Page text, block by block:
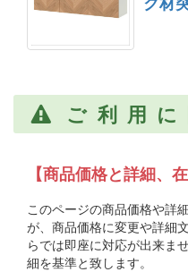
ご利用に
【商品価格と詳細、
このページの商品価格や詳
が、商品価格に変更や詳細
らでは即座に対応が出来ま
細を基準と致します。